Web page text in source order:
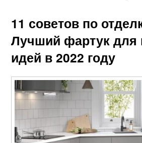
11 советов по
Лучший фартук для
идей в 2022 году